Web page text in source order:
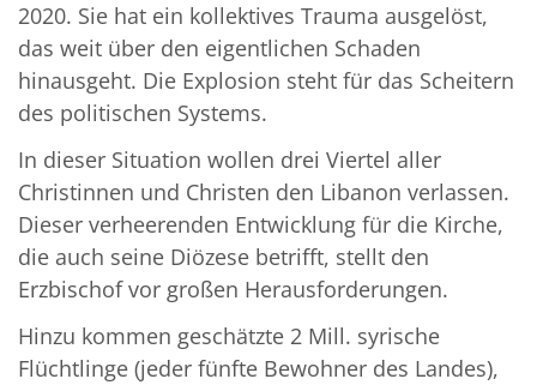
2020. Sie hat ein kollektives Trauma ausgelöst,
das weit über den eigentlichen Schaden
hinausgeht. Die Explosion steht für das Scheitern
des politischen Systems.
In dieser Situation wollen drei Viertel aller
Christinnen und Christen den Libanon verlassen.
Dieser verheerenden Entwicklung für die Kirche,
die auch seine Diözese betrifft, stellt den
Erzbischof vor großen Herausforderungen.
Hinzu kommen geschätzte 2 Mill. syrische
Flüchtlinge (jeder fünfte Bewohner des Landes),